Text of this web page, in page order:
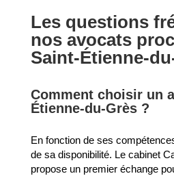
Les questions
nos avocats
Saint-Étienne-
Comment choisir un
Étienne-du-Grès ?
En fonction de ses
de sa disponibilité. Le cabinet
propose un premier échange